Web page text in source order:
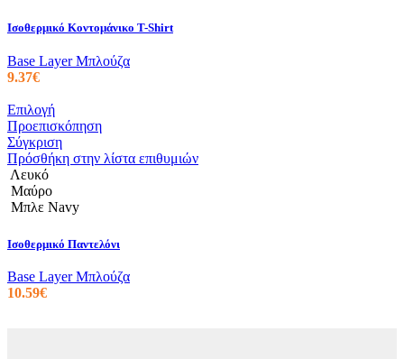
επιλογές
μπορούν
να
επιλεγούν
του
προϊόντος
Ισοθερμικό Κοντομάνικο T-Shirt
Base Layer Μπλούζα
9.37€
ΕπιλογήΑυτό
το
προϊόν
έχει
Οι
μπορούν
να
επιλεγούν
στη
Προεπισκόπηση
Σύγκριση
Πρόσθήκη στην λίστα επιθυμιών
Λευκό
Μαύρο
Μπλε Navy
Ισοθερμικό Παντελόνι
Base Layer Μπλούζα
10.59€